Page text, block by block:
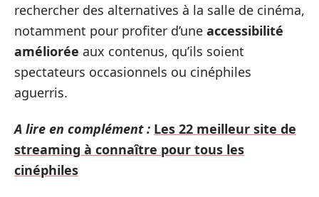
rechercher des alternatives à la salle de cinéma,
notamment pour profiter d’une accessibilité
améliorée aux contenus, qu’ils soient
spectateurs occasionnels ou cinéphiles
aguerris.
A lire en complément : Les 22 meilleur site de
streaming à connaître pour tous les
cinéphiles